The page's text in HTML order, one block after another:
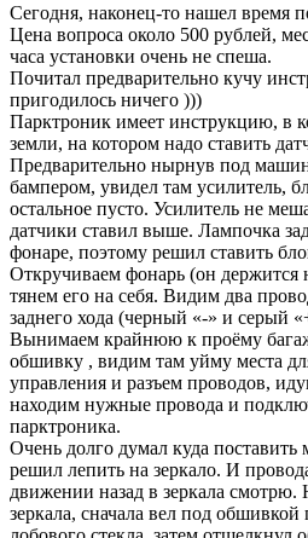
Сегодня, наконец-то нашел время
Цена вопроса около 500 рублей,
часа установки очень не спеша.
Почитал предварительно кучу
пригодилось ничего )))
Парктроник имеет инструкцию, в
земли, на котором надо ставить
Предварительно нырнув под
бампером, увидел там усилитель,
остальное пусто. Усилитель не
датчики ставил выше. Лампочка
фонаре, поэтому решил ставить
Откручиваем фонарь (он держится
тянем его на себя. Видим два
заднего хода (черный «-» и серый
Вынимаем крайнюю к проёму
обшивку , видим там уйму места
управления и разъем проводов,
находим нужные провода и
парктроника.
Очень долго думал куда поставить
решил лепить на зеркало. И
движении назад в зеркала смотрю.
зеркала, сначала вел под